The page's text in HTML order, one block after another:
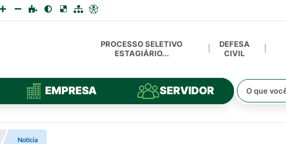
PROCESSO SELETIVO
ESTAGIÁRIO...
DEFESA
CIVIL
EMPRESA SERVIDOR
Notícia